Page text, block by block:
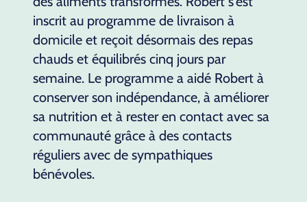
inscrit au programme de livraison à
domicile et reçoit désormais des repas
chauds et équilibrés cinq jours par
semaine. Le programme a aidé Robert à
conserver son indépendance, à améliorer
sa nutrition et à rester en contact avec sa
communauté grâce à des contacts
réguliers avec de sympathiques
bénévoles.